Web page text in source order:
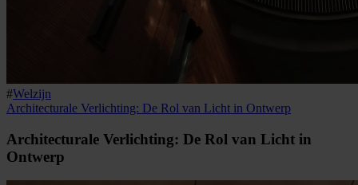
#Welzijn
Architecturale Verlichting: De Rol van Licht in Ontwerp
Architecturale Verlichting: De Rol van Licht in
Ontwerp